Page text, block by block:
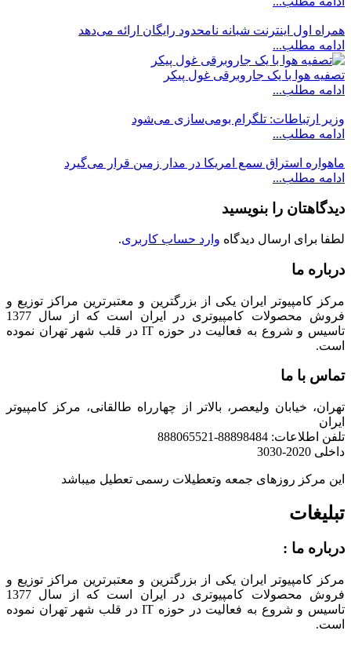
همراه اول اینترنت شبانه نامحدود رایگان ارائه می‌دهد
ادامه مطلب...
تصفیه هوا با یک جاروبرقی غول پیکر
ادامه مطلب...
وزیر ارتباطات: تلگرام بومی‌سازی می‌شود
ادامه مطلب...
ماهواره استراق سمع امریکا در مدار زمین قرار می‌گیرد
ادامه مطلب...
دیدگاهتان را بنویسید
لطفا برای ارسال دیدگاه وارد حساب کاربری.
درباره ما
مرکز کامپیوتر ایران یکی از بزرگترین و معتبرترین مراکز توزیع و
فروش محصولات کامپیوتری در ایران است که از سال 1377
تاسیس و شروع به فعالیت در حوزه IT در قلب شهر تهران نموده
است.
تماس با ما
تهران، خیابان ولیعصر، بالاتر از چهارراه طالقانی، مرکز کامپیوتر
ایران
تلفن اطلاعات: 88898484-888065521
داخلی 2020-3030
این مرکز روزهای جمعه وتعطیلات رسمی تعطیل میباشد
تبلیغات
درباره ما :
مرکز کامپیوتر ایران یکی از بزرگترین و معتبرترین مراکز توزیع و
فروش محصولات کامپیوتری در ایران است که از سال 1377
تاسیس و شروع به فعالیت در حوزه IT در قلب شهر تهران نموده
است.